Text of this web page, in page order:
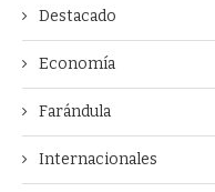
Destacado
Economía
Farándula
Internacionales